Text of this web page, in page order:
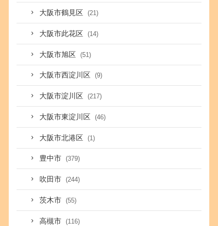
大阪市鶴見区 (21)
大阪市此花区 (14)
大阪市旭区 (51)
大阪市西淀川区 (9)
大阪市淀川区 (217)
大阪市東淀川区 (46)
大阪市北港区 (1)
豊中市 (379)
吹田市 (244)
茨木市 (55)
高槻市 (116)